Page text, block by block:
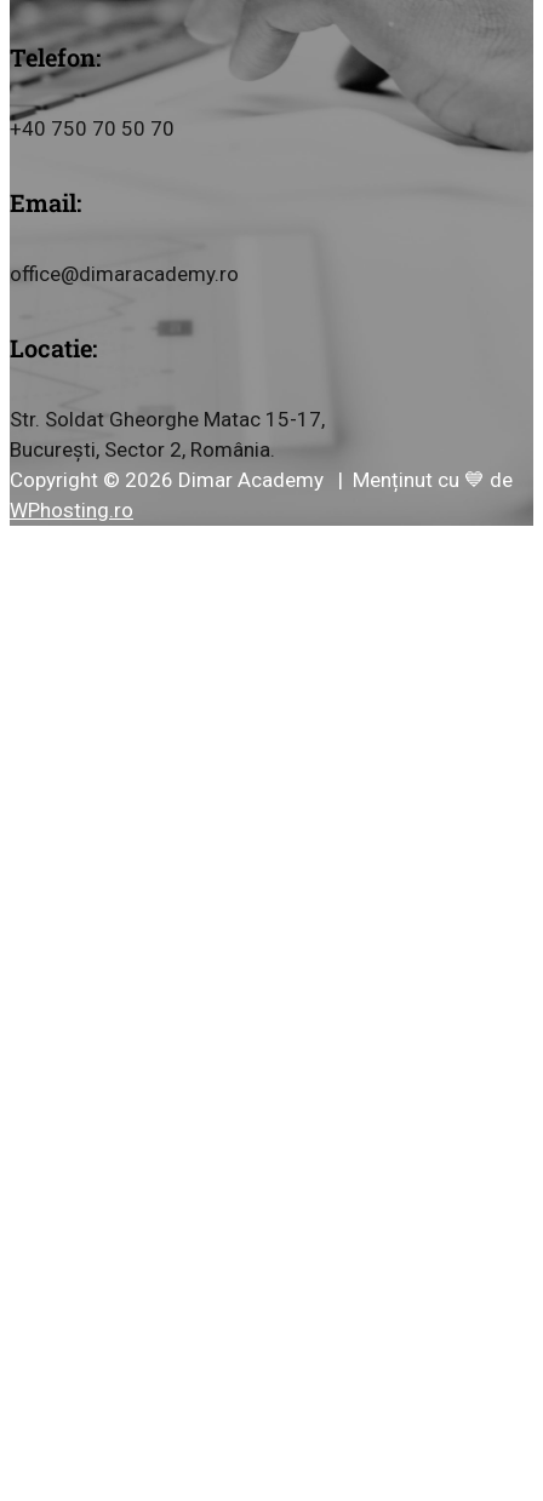
Telefon:
+40 750 70 50 70
Email:
office@dimaracademy.ro
Locatie:
Str. Soldat Gheorghe Matac 15-17,
București, Sector 2, România.
Copyright © 2026 Dimar Academy | Menținut cu 💙 de
WPhosting.ro